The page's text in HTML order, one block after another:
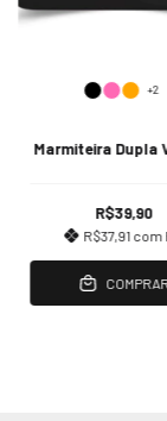
+2
Marmiteira Dupla
R$39,90
R$37,91 com